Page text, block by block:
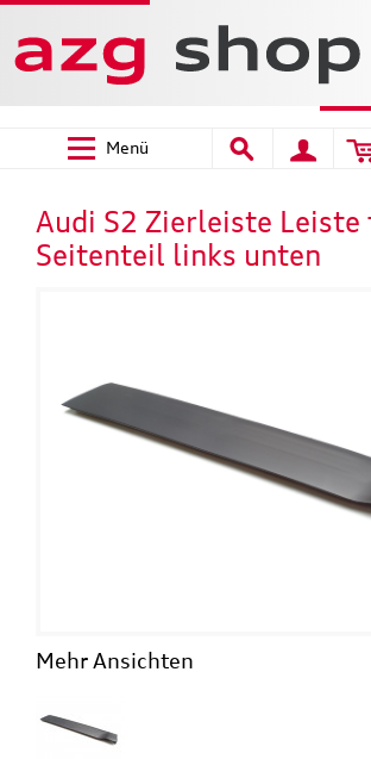
Menü
Audi S2 Zierleiste Leiste
Seitenteil links unten
Mehr Ansichten